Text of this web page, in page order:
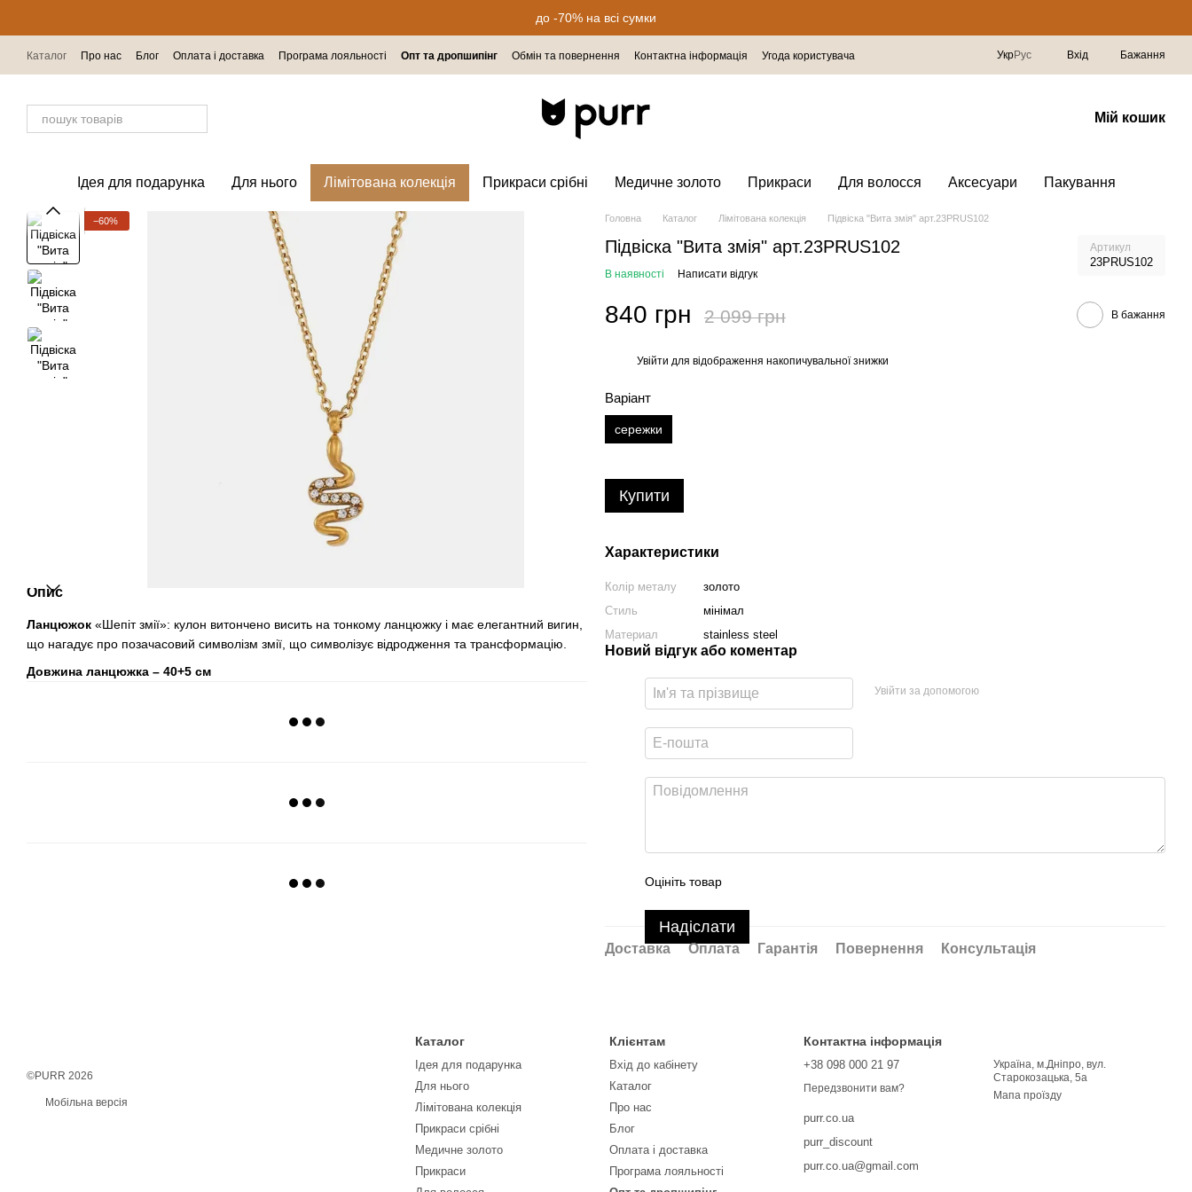
до -70% на всі сумки
Каталог Про нас Блог Оплата і доставка Програма лояльності Опт та дропшипінг Обмін та повернення Контактна інформація
Угода користувача
Відгуки про магазин
УкрРус Вхід Бажання
Мій кошик
Ідея для подарунка Для нього Лімітована колекція Прикраси срібні Медичне золото Прикраси Для волосся Аксесуари Пакування
−60%
Опис
Ланцюжок «Шепіт змії»: кулон витончено висить на тонкому ланцюжку і має елегантний вигин,
що нагадує про позачасовий символізм змії, що символізує відродження та трансформацію.
Довжина ланцюжка – 40+5 см
Головна Каталог Лімітована колекція Підвіска "Вита змія" арт.23PRUS102
Підвіска "Вита змія" арт.23PRUS102 Артикул
23PRUS102
В наявності Написати відгук
840 грн 2 099 грн В бажання
Увійти для відображення накопичувальної знижки
Варіант
сережки
Купити
Характеристики
Колір металу
золото
Стиль
мінімал
Материал
stainless steel
Новий відгук або коментар
Увійти за допомогою
Оцініть товар
Надіслати
Доставка Оплата Гарантія Повернення Консультація
©PURR 2026
Мобільна версія
Каталог
Ідея для подарунка
Для нього
Лімітована колекція
Прикраси срібні
Медичне золото
Прикраси
Клієнтам
Вхід до кабінету
Каталог
Про нас
Блог
Оплата і доставка
Програма лояльності
Контактна інформація
+38 098 000 21 97
Передзвонити вам?
purr.co.ua
purr_discount
purr.co.ua@gmail.com
Україна, м.Дніпро, вул.
Старокозацька, 5а
Мапа проїзду